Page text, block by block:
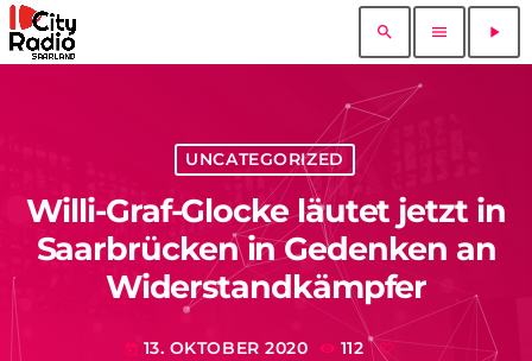
search menu play_arrow
UNCATEGORIZED
Willi-Graf-Glocke läutet jetzt in
Saarbrücken in Gedenken an
Widerstandkämpfer
today 13. OKTOBER 2020 112